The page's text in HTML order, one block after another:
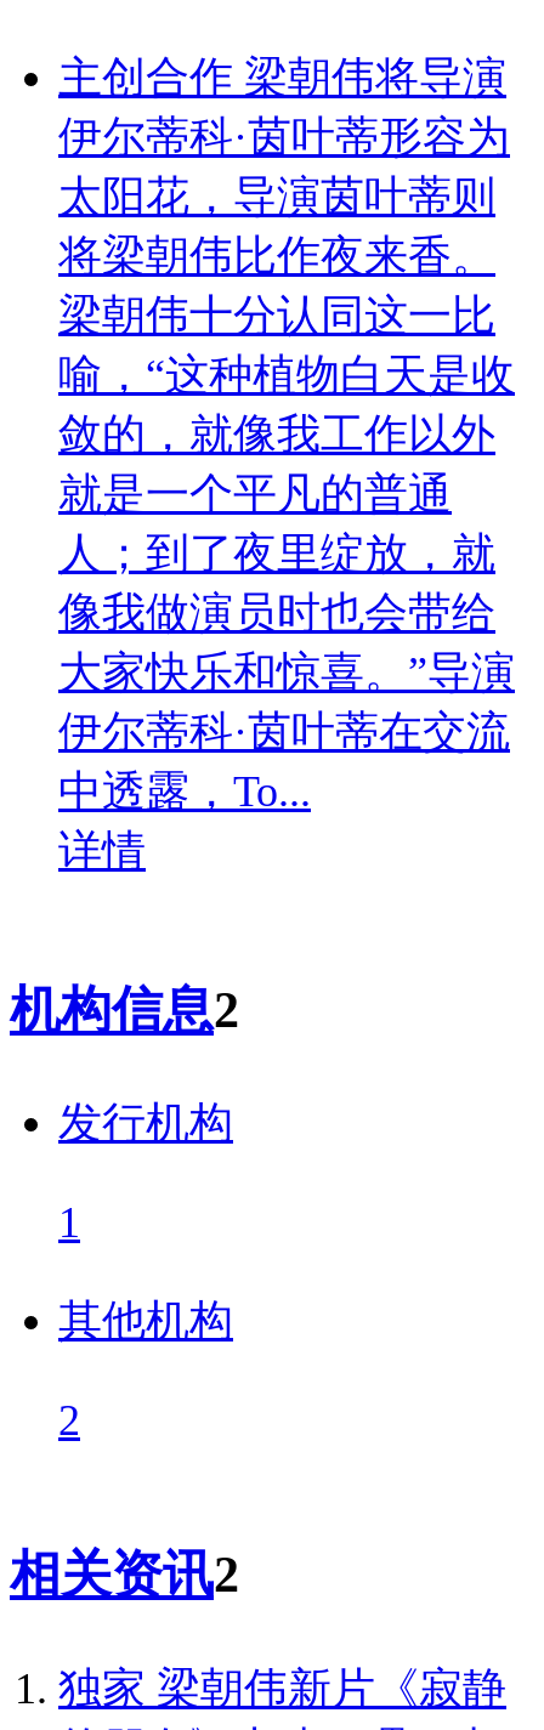
主创合作 梁朝伟将导演
伊尔蒂科·茵叶蒂形容为
太阳花，导演茵叶蒂则
将梁朝伟比作夜来香。
梁朝伟十分认同这一比
喻，“这种植物白天是收
敛的，就像我工作以外
就是一个平凡的普通
人；到了夜里绽放，就
像我做演员时也会带给
大家快乐和惊喜。”导演
伊尔蒂科·茵叶蒂在交流
中透露，To...
详情
机构信息2
发行机构
1
其他机构
2
相关资讯2
独家 梁朝伟新片《寂静